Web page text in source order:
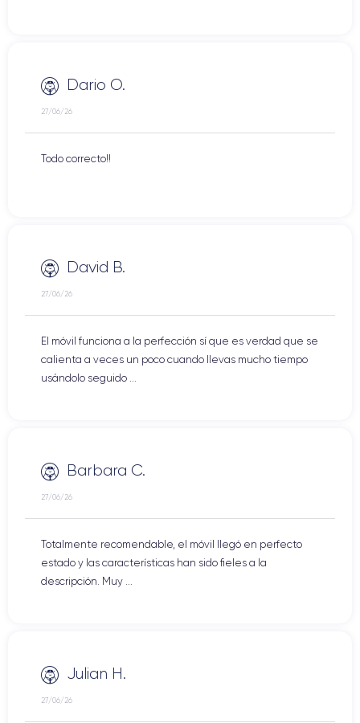
Dario O.
27/06/26
Todo correcto!!
David B.
27/06/26
El móvil funciona a la perfección sí que es verdad que se
calienta a veces un poco cuando llevas mucho tiempo
usándolo seguido ...
Barbara C.
27/06/26
Totalmente recomendable, el móvil llegó en perfecto
estado y las características han sido fieles a la
descripción. Muy ...
Julian H.
27/06/26